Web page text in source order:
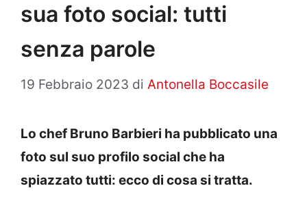
sua foto social: tutti
senza parole
19 Febbraio 2023 di Antonella Boccasile
Lo chef Bruno Barbieri ha pubblicato una
foto sul suo profilo social che ha
spiazzato tutti: ecco di cosa si tratta.